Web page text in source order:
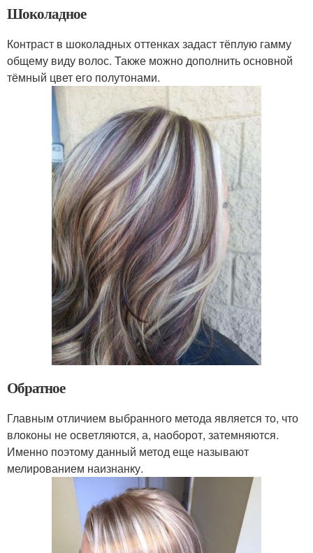
Шоколадное
Контраст в шоколадных оттенках задаст тёплую гамму
общему виду волос. Также можно дополнить основной
тёмный цвет его полутонами.
Обратное
Главным отличием выбранного метода является то, что
влоконы не осветляются, а, наоборот, затемняются.
Именно поэтому данный метод еще называют
мелированием наизнанку.